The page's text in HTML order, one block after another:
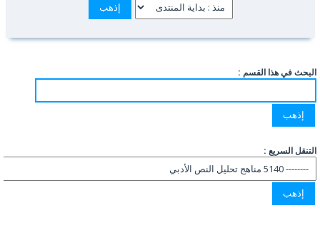
البحث في هذا القسم :
التنقل السريع :